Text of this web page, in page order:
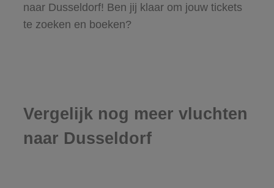
naar Dusseldorf! Ben jij klaar om jouw tickets
te zoeken en boeken?
Vergelijk nog meer vluchten
naar Dusseldorf